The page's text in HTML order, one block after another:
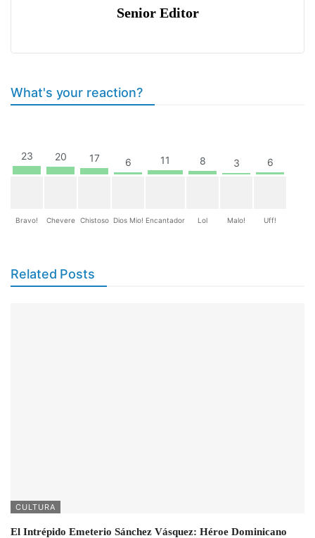
Senior Editor
What's your reaction?
23
Bravo!
20
Chevere
17
Chistoso
6
Dios Mio!
11
Encantador
8
Lol
3
Malo!
6
Uff!
Related Posts
CULTURA
El Intrépido Emeterio Sánchez Vásquez: Héroe Dominicano